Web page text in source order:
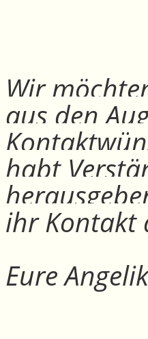
Wir
aus den
habt
ihr Kontakt
Eure